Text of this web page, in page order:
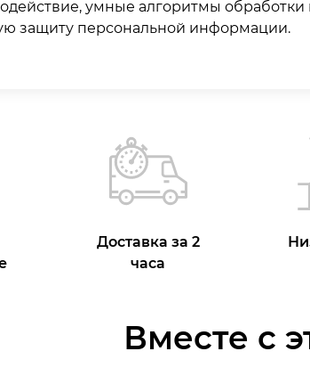
умные алгоритмы
защиту персональной информации.
Доставка за 2
часа
Вместе с